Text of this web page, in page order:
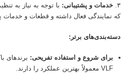
۳. خدمات و پشتیبانی: با توجه به نیاز به
که نمایندگی فعال داشته و قطعات و
دسته‌بندی‌های برتر:
برای شروع و استفاده تفریحی:
VLF معمولاً بهترین عملکرد را دارند.